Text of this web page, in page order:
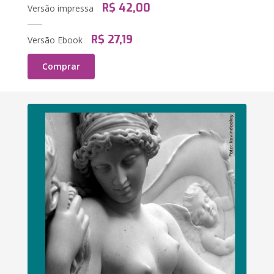
Versão impressa R$ 42,00
Versão Ebook R$ 27,19
Comprar